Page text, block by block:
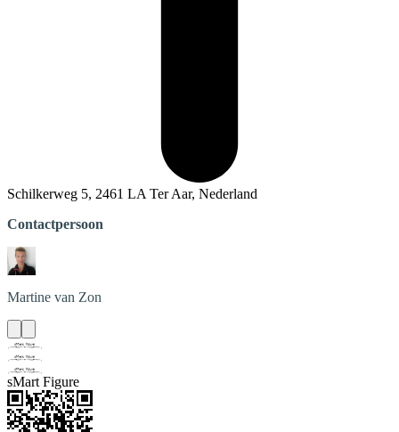
Schilkerweg 5, 2461 LA Ter Aar, Nederland
Contactpersoon
Martine van Zon
sMart Figure